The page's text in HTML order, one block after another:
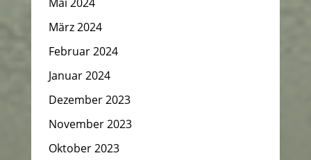
März 2024
Februar 2024
Januar 2024
Dezember 2023
November 2023
Oktober 2023